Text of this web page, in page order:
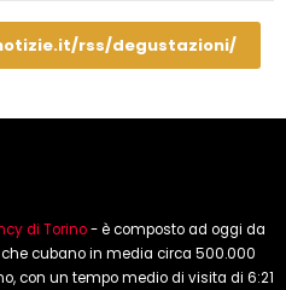
rss/degustazioni/
di Torino- è composto ad oggi da
cubano in media circa 500.000
con un tempo medio di visita di 6:21